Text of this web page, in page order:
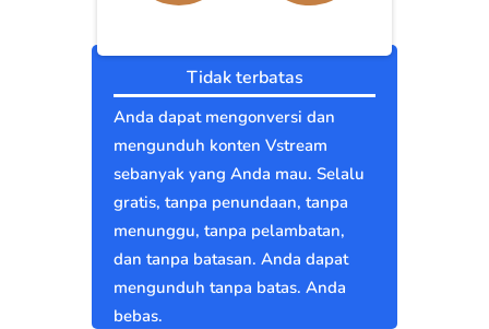
Tidak terbatas
Anda dapat mengonversi dan
mengunduh konten Vstream
sebanyak yang Anda mau. Selalu
gratis, tanpa penundaan, tanpa
menunggu, tanpa pelambatan,
dan tanpa batasan. Anda dapat
mengunduh tanpa batas. Anda
bebas.